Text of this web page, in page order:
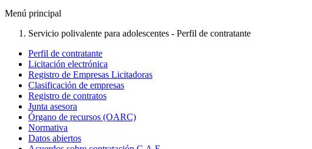
Menú principal
Servicio polivalente para adolescentes - Perfil de contratante
Perfil de contratante
Licitación electrónica
Registro de Empresas Licitadoras
Clasificación de empresas
Registro de contratos
Junta asesora
Órgano de recursos (OARC)
Normativa
Datos abiertos